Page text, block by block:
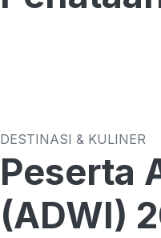
DESTINASI & KULINER
Peserta
(ADWI)